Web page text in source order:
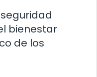
bienestar
de los